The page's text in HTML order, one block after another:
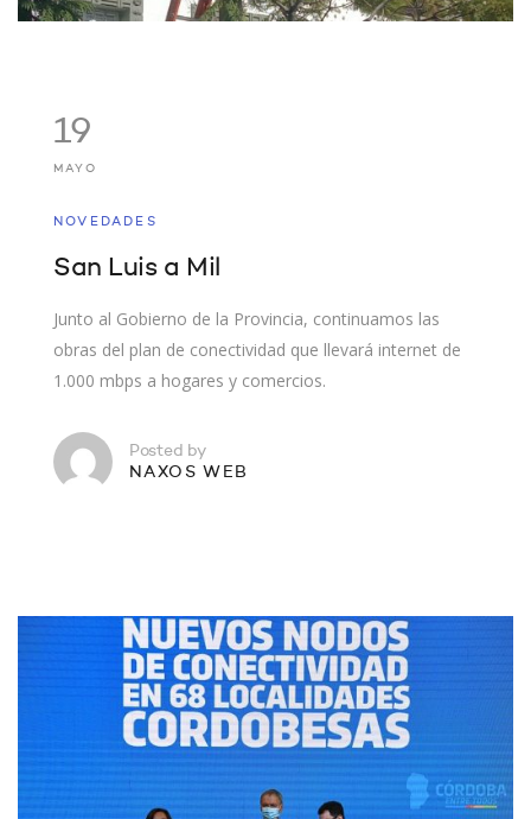
19
MAYO
NOVEDADES
San Luis a Mil
Junto al Gobierno de la Provincia, continuamos las
obras del plan de conectividad que llevará internet de
1.000 mbps a hogares y comercios.
Posted by
NAXOS WEB